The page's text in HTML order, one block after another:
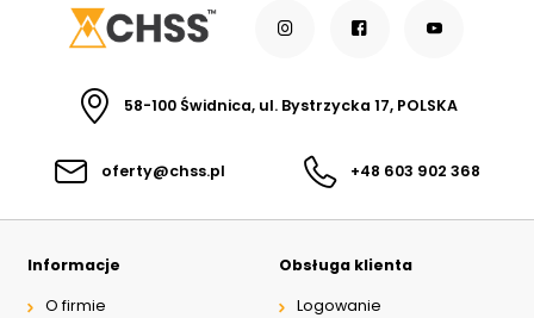
58-100 Świdnica, ul. Bystrzycka 17, POLSKA
oferty@chss.pl +48 603 902 368
Informacje
O firmie
Obsługa klienta
Logowanie